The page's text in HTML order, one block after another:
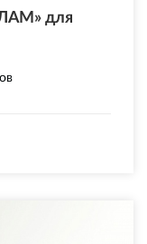
ЛАМ» для